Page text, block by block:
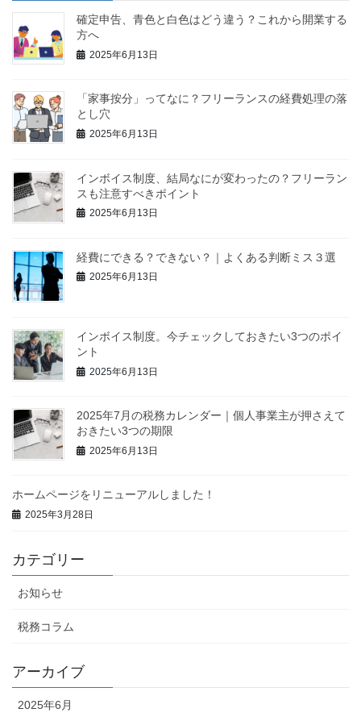
確定申告、青色と白色はどう違う？これから開業する
方へ
2025年6月13日
「家事按分」ってなに？フリーランスの経費処理の落
とし穴
2025年6月13日
インボイス制度、結局なにが変わったの？フリーラン
スも注意すべきポイント
2025年6月13日
経費にできる？できない？｜よくある判断ミス３選
2025年6月13日
インボイス制度。今チェックしておきたい3つのポイ
ント
2025年6月13日
2025年7月の税務カレンダー｜個人事業主が押さえて
おきたい3つの期限
2025年6月13日
ホームページをリニューアルしました！
2025年3月28日
カテゴリー
お知らせ
税務コラム
アーカイブ
2025年6月